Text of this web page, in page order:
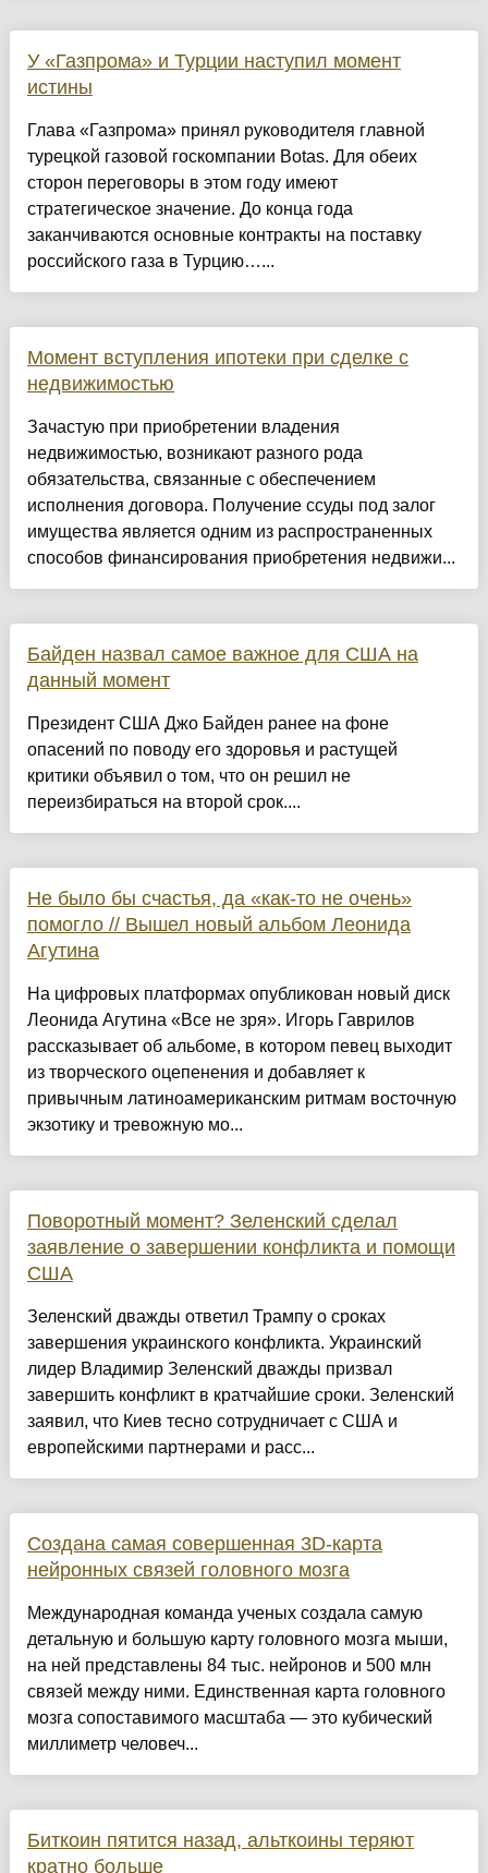
У «Газпрома» и Турции наступил момент
истины
Глава «Газпрома» принял руководителя главной
турецкой газовой госкомпании Botas. Для обеих
сторон переговоры в этом году имеют
стратегическое значение. До конца года
заканчиваются основные контракты на поставку
российского газа в Турцию…...
Момент вступления ипотеки при сделке с
недвижимостью
Зачастую при приобретении владения
недвижимостью, возникают разного рода
обязательства, связанные с обеспечением
исполнения договора. Получение ссуды под залог
имущества является одним из распространенных
способов финансирования приобретения недвижи...
Байден назвал самое важное для США на
данный момент
Президент США Джо Байден ранее на фоне
опасений по поводу его здоровья и растущей
критики объявил о том, что он решил не
переизбираться на второй срок....
Не было бы счастья, да «как-то не очень»
помогло // Вышел новый альбом Леонида
Агутина
На цифровых платформах опубликован новый диск
Леонида Агутина «Все не зря». Игорь Гаврилов
рассказывает об альбоме, в котором певец выходит
из творческого оцепенения и добавляет к
привычным латиноамериканским ритмам восточную
экзотику и тревожную мо...
Поворотный момент? Зеленский сделал
заявление о завершении конфликта и помощи
США
Зеленский дважды ответил Трампу о сроках
завершения украинского конфликта. Украинский
лидер Владимир Зеленский дважды призвал
завершить конфликт в кратчайшие сроки. Зеленский
заявил, что Киев тесно сотрудничает с США и
европейскими партнерами и расс...
Создана самая совершенная 3D-карта
нейронных связей головного мозга
Международная команда ученых создала самую
детальную и большую карту головного мозга мыши,
на ней представлены 84 тыс. нейронов и 500 млн
связей между ними. Единственная карта головного
мозга сопоставимого масштаба — это кубический
миллиметр человеч...
Биткоин пятится назад, альткоины теряют
кратно больше